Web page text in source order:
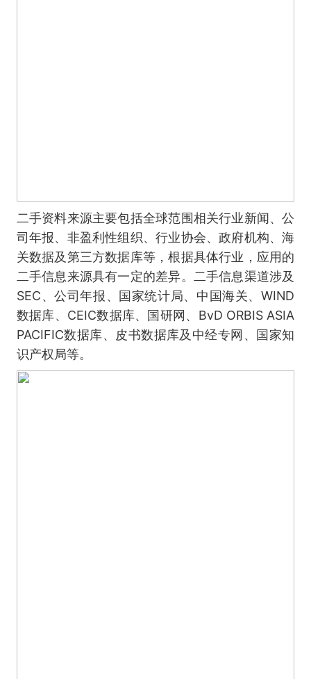
二手资料来源主要包括全球范围相关行业新闻、公
司年报、非盈利性组织、行业协会、政府机构、海
关数据及第三方数据库等，根据具体行业，应用的
二手信息来源具有一定的差异。二手信息渠道涉及
SEC、公司年报、国家统计局、中国海关、WIND
数据库、CEIC数据库、国研网、BvD ORBIS ASIA
PACIFIC数据库、皮书数据库及中经专网、国家知
识产权局等。